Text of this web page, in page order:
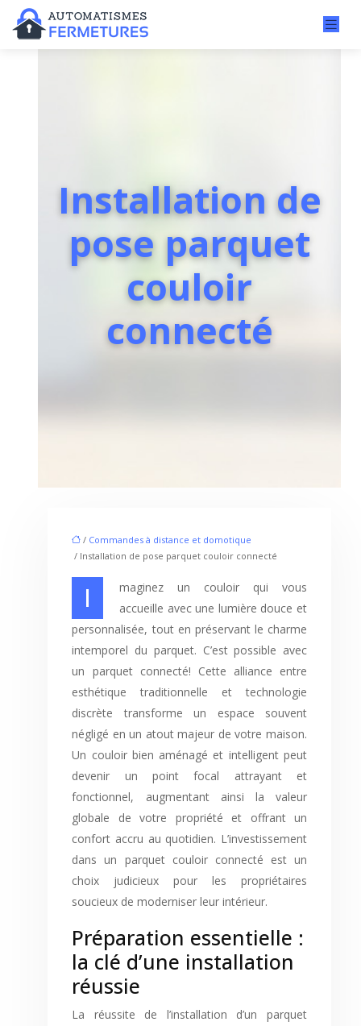
Installation de
pose parquet
couloir
connecté
/ Commandes à distance et domotique
/ Installation de pose parquet couloir connecté
Imaginez un couloir qui vous
accueille avec une lumière douce et
personnalisée, tout en préservant le charme
intemporel du parquet. C’est possible avec
un parquet connecté! Cette alliance entre
esthétique traditionnelle et technologie
discrète transforme un espace souvent
négligé en un atout majeur de votre maison.
Un couloir bien aménagé et intelligent peut
devenir un point focal attrayant et
fonctionnel, augmentant ainsi la valeur
globale de votre propriété et offrant un
confort accru au quotidien. L’investissement
dans un parquet couloir connecté est un
choix judicieux pour les propriétaires
soucieux de moderniser leur intérieur.
Préparation essentielle :
la clé d’une installation
réussie
La réussite de l’installation d’un parquet